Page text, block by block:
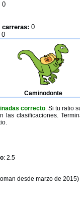
0
0
0
Caminodonte
correcto. Si tu ratio
las clasificaciones.
: 2.5
desde marzo de 2015)